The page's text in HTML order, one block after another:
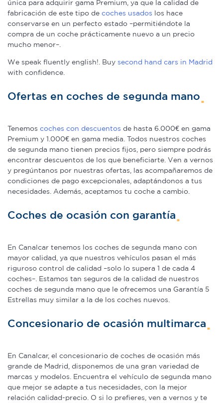
única para adquirir gama Premium, ya que la calidad de
fabricación de este tipo de coches usados los hace
conservarse en un perfecto estado –permitiéndote la
compra de un coche prácticamente nuevo a un precio
mucho menor–.
We speak fluently english!. Buy second hand cars in Madrid
with confidence.
Ofertas en coches de segunda mano
Tenemos coches con descuentos de hasta 6.000€ en gama
Premium y 1.000€ en gama media. Todos nuestros coches
de segunda mano tienen precios fijos, pero siempre podrás
encontrar descuentos de los que beneficiarte. Ven a vernos
y pregúntanos por nuestras ofertas, las acompañaremos de
condiciones de pago excepcionales, adaptándonos a tus
necesidades. Además, aceptamos tu coche a cambio.
Coches de ocasión con garantía
En Canalcar tenemos los coches de segunda mano con
mayor calidad, ya que nuestros vehículos pasan el más
riguroso control de calidad –solo lo supera 1 de cada 4
coches–. Estamos tan seguros de la calidad de nuestros
coches de segunda mano que le ofrecemos una Garantía 5
Estrellas muy similar a la de los coches nuevos.
Concesionario de ocasión multimarca
En Canalcar, el concesionario de coches de ocasión más
grande de Madrid, disponemos de una gran variedad de
marcas y modelos. Encuentra el vehículo de segunda mano
que mejor se adapte a tus necesidades, con la mejor
relación calidad-precio. O si lo prefieres, ven a vernos y te